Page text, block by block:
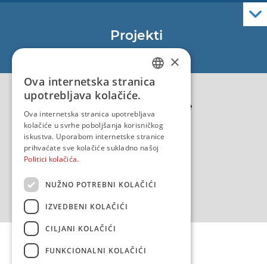
Projekti
EU - Projekt Core
EU - EU/IPA Projekt JASPPer
EU - Projekt NauTour
Politika kvalitete
CROATIAN
×
Ova internetska stranica
upotrebljava kolačiće.
Ova internetska stranica upotrebljava
kolačiće u svrhe poboljšanja korisničkog
iskustva. Uporabom internetske stranice
prihvaćate sve kolačiće sukladno našoj
Politici kolačića.
NUŽNO POTREBNI KOLAČIĆI
IZVEDBENI KOLAČIĆI
CILJANI KOLAČIĆI
FUNKCIONALNI KOLAČIĆI